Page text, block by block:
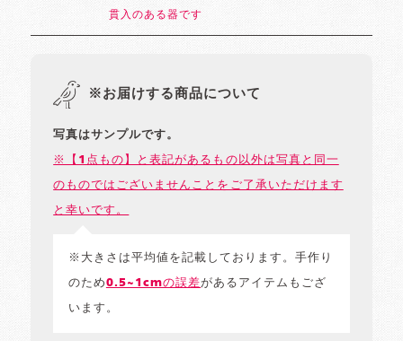
貫入のある器です
※お届けする商品について
写真はサンプルです。
※【1点もの】と表記があるもの以外は写真と同一
のものではございませんことをご了承いただけます
と幸いです。
※大きさは平均値を記載しております。手作り
のため0.5~1cmの誤差があるアイテムもござ
います。